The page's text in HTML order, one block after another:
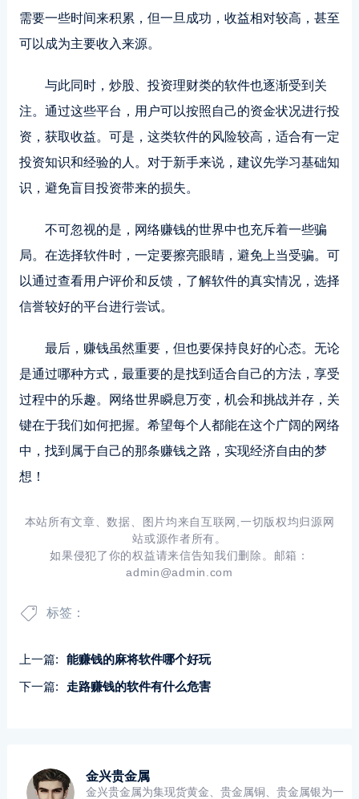
需要一些时间来积累，但一旦成功，收益相对较高，甚至
可以成为主要收入来源。
与此同时，炒股、投资理财类的软件也逐渐受到关
注。通过这些平台，用户可以按照自己的资金状况进行投
资，获取收益。可是，这类软件的风险较高，适合有一定
投资知识和经验的人。对于新手来说，建议先学习基础知
识，避免盲目投资带来的损失。
不可忽视的是，网络赚钱的世界中也充斥着一些骗
局。在选择软件时，一定要擦亮眼睛，避免上当受骗。可
以通过查看用户评价和反馈，了解软件的真实情况，选择
信誉较好的平台进行尝试。
最后，赚钱虽然重要，但也要保持良好的心态。无论
是通过哪种方式，最重要的是找到适合自己的方法，享受
过程中的乐趣。网络世界瞬息万变，机会和挑战并存，关
键在于我们如何把握。希望每个人都能在这个广阔的网络
中，找到属于自己的那条赚钱之路，实现经济自由的梦
想！
本站所有文章、数据、图片均来自互联网,一切版权均归源网
站或源作者所有。
如果侵犯了你的权益请来信告知我们删除。邮箱：
admin@admin.com
标签：
上一篇:
能赚钱的麻将软件哪个好玩
下一篇:
走路赚钱的软件有什么危害
金兴贵金属
金兴贵金属为集现货黄金、贵金属铜、贵金属银为一